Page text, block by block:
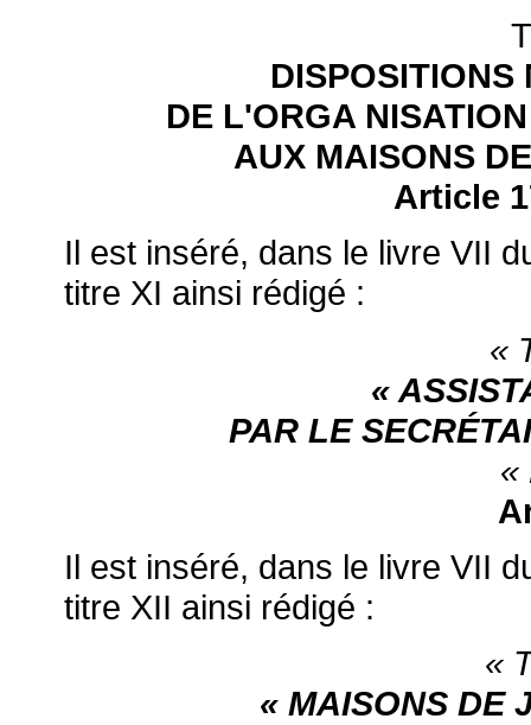
DISPOSITIONS
DE L'ORGA
AUX MAISONS
Article
Il est inséré, dans le livre VII
titre XI ainsi rédigé :
«
«
PAR LE
«
Il est inséré, dans le livre VII
titre XII ainsi rédigé :
«
« MAISONS DE